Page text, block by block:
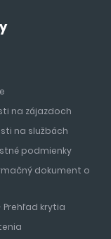
na zájazdoch
na službách
podmienky
dokument o
krytia